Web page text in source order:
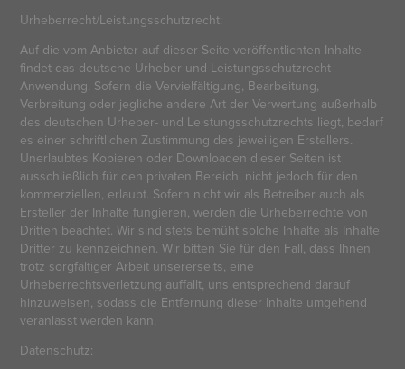
Urheberrecht/Leistungsschutzrecht:
Auf die vom Anbieter auf dieser Seite veröffentlichten Inhalte
findet das deutsche Urheber und Leistungsschutzrecht
Anwendung. Sofern die Vervielfältigung, Bearbeitung,
Verbreitung oder jegliche andere Art der Verwertung außerhalb
des deutschen Urheber- und Leistungsschutzrechts liegt, bedarf
es einer schriftlichen Zustimmung des jeweiligen Erstellers.
Unerlaubtes Kopieren oder Downloaden dieser Seiten ist
ausschließlich für den privaten Bereich, nicht jedoch für den
kommerziellen, erlaubt. Sofern nicht wir als Betreiber auch als
Ersteller der Inhalte fungieren, werden die Urheberrechte von
Dritten beachtet. Wir sind stets bemüht solche Inhalte als Inhalte
Dritter zu kennzeichnen. Wir bitten Sie für den Fall, dass Ihnen
trotz sorgfältiger Arbeit unsererseits, eine
Urheberrechtsverletzung auffällt, uns entsprechend darauf
hinzuweisen, sodass die Entfernung dieser Inhalte umgehend
veranlasst werden kann.
Datenschutz: